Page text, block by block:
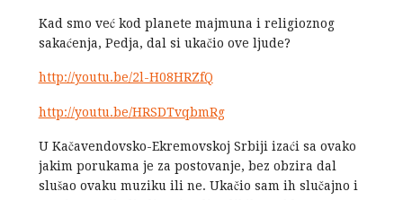
Kad smo već kod planete majmuna i religioznog
sakaćenja, Pedja, dal si ukačio ove ljude?
http://youtu.be/2l-H08HRZfQ
http://youtu.be/HRSDTvqbmRg
U Kačavendovsko-Ekremovskoj Srbiji izaći sa ovako
jakim porukama je za postovanje, bez obzira dal
slušao ovaku muziku ili ne. Ukačio sam ih slučajno i